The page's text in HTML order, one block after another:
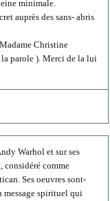
minimale.
auprès des sans- abris
Christine
la parole ). Merci de la lui
Warhol et sur ses
considéré comme
Ses oeuvres sont-
message spirituel qui